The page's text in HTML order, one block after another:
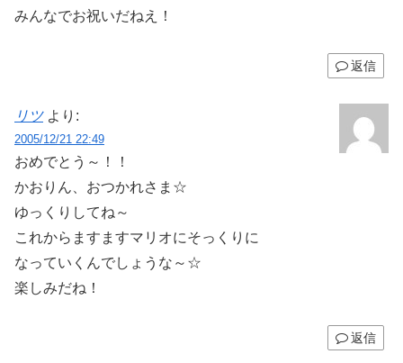
みんなでお祝いだねえ！
返信
リツ より:
2005/12/21 22:49
おめでとう～！！
かおりん、おつかれさま☆
ゆっくりしてね～
これからますますマリオにそっくりに
なっていくんでしょうな～☆
楽しみだね！
返信